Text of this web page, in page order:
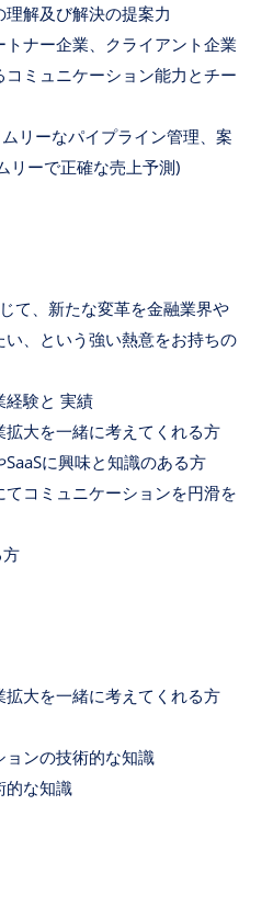
解及び解決の提案力
ナー企業、クライアント企業
ミュニケーション能力とチー
リーなパイプライン管理、案
リーで正確な売上予測)
て、新たな変革を金融業界や
、という強い熱意をお持ちの
経験と 実績
大を一緒に考えてくれる方
に興味と知識のある方
コミュニケーションを円滑を
大を一緒に考えてくれる方
ョンの技術的な知識
的な知識